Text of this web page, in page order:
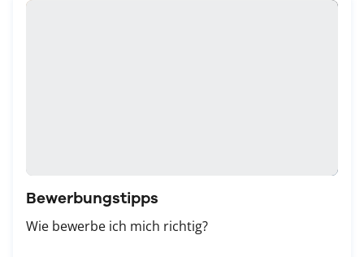
Bewerbungstipps
Wie bewerbe ich mich richtig?